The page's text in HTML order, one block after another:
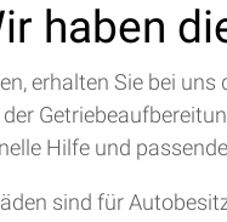
haben
erhalten Sie bei
Hilfe und
sind für